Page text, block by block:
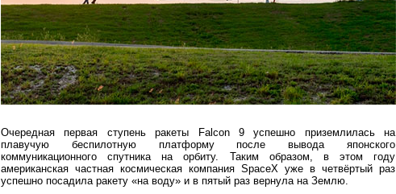
Очередная первая ступень ракеты Falcon 9 успешно приземлилась на
плавучую беспилотную платформу после вывода японского
коммуникационного спутника на орбиту. Таким образом, в этом году
американская частная космическая компания SpaceX уже в четвёртый раз
успешно посадила ракету «на воду» и в пятый раз вернула на Землю.